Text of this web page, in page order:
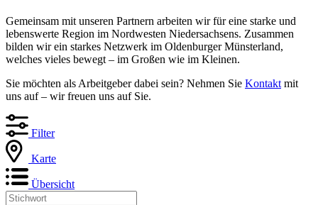
Gemeinsam mit unseren Partnern arbeiten wir für eine starke und
lebenswerte Region im Nordwesten Niedersachsens. Zusammen
bilden wir ein starkes Netzwerk im Oldenburger Münsterland,
welches vieles bewegt – im Großen wie im Kleinen.
Sie möchten als Arbeitgeber dabei sein? Nehmen Sie Kontakt mit
uns auf – wir freuen uns auf Sie.
Filter
Karte
Übersicht